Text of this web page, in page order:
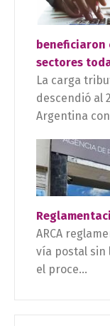
beneficiaron
sectores
La carga
descendió al
Argentina
ARCA
vía postal sin
el proce...